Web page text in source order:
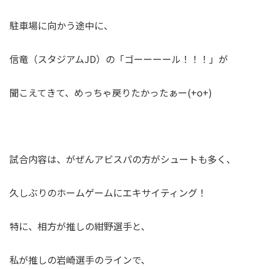
駐車場に向かう途中に、
信竜（スタジアムJD）の「ゴーーーール！！！」が
聞こえてきて、めっちゃ戻りたかったぁー(+o+)
試合内容は、がぜんアビスパの方がシュートも多く、
久しぶりのホームゲームにエキサイティング！
特に、相方が推しの紺野選手と、
私が推しの岩崎選手のラインで、